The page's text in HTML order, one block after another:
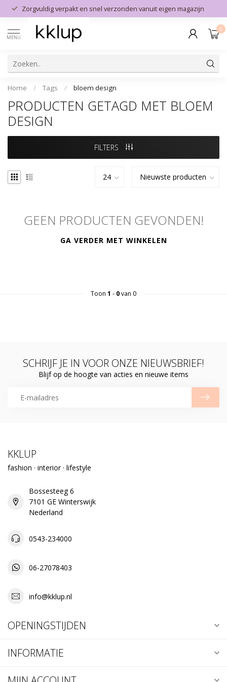
Zorgvuldig verpakt en snel verzonden vanuit eigen magazijn
MENU
0
Home / Tags / bloem design
PRODUCTEN GETAGD MET BLOEM
DESIGN
FILTERS
GEEN PRODUCTEN GEVONDEN!
GA VERDER MET WINKELEN
Toon 1 - 0van 0
SCHRIJF JE IN VOOR ONZE NIEUWSBRIEF!
Blijf op de hoogte van acties en nieuwe items
KKLUP
fashion · interior · lifestyle
Bossesteeg 6
7101 GE Winterswijk
Nederland
0543-234000
06-27078403
info@kklup.nl
OPENINGSTIJDEN
INFORMATIE